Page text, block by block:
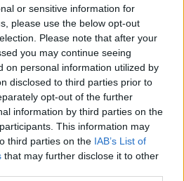
or sensitive information for
please use the below opt-out
Please note that after your
you may continue seeing
on personal information utilized by
disclosed to third parties prior to
opt-out of the further
information by third parties on the
This information may
third parties on the IAB’s List of
that may further disclose it to other